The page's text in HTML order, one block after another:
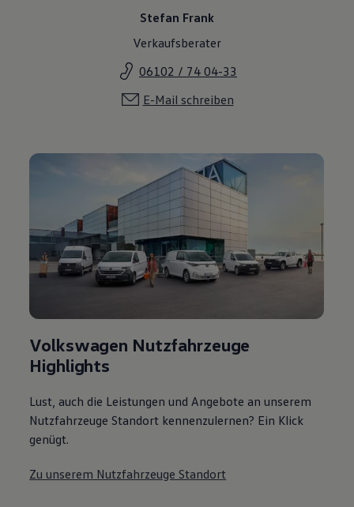
Stefan Frank
Verkaufsberater
06102 / 74 04-33
E-Mail schreiben
Volkswagen Nutzfahrzeuge
Highlights
Lust, auch die Leistungen und Angebote an unserem
Nutzfahrzeuge Standort kennenzulernen? Ein Klick
genügt.
Zu unserem Nutzfahrzeuge Standort